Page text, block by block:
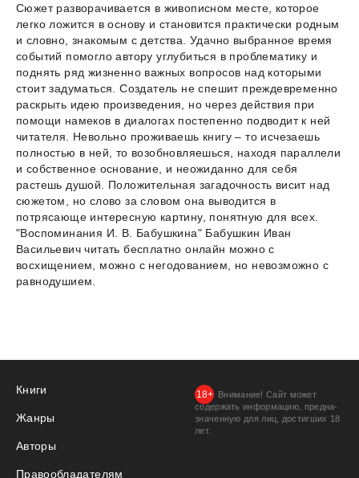
Сюжет разворачивается в живописном месте, которое
легко ложится в основу и становится практически родным
и словно, знакомым с детства. Удачно выбранное время
событий помогло автору углубиться в проблематику и
поднять ряд жизненно важных вопросов над которыми
стоит задуматься. Создатель не спешит преждевременно
раскрыть идею произведения, но через действия при
помощи намеков в диалогах постепенно подводит к ней
читателя. Невольно проживаешь книгу – то исчезаешь
полностью в ней, то возобновляешься, находя параллели
и собственное основание, и неожиданно для себя
растешь душой. Положительная загадочность висит над
сюжетом, но слово за словом она выводится в
потрясающе интересную картину, понятную для всех.
"Воспоминания И. В. Бабушкина" Бабушкин Иван
Васильевич читать бесплатно онлайн можно с
восхищением, можно с негодованием, но невозможно с
равнодушием.
Книги
Жанры
Авторы
Правообладателям
Внимание! Сайт может
содержать информацию, предна­
значенную для лиц, дости­гших 18
лет.